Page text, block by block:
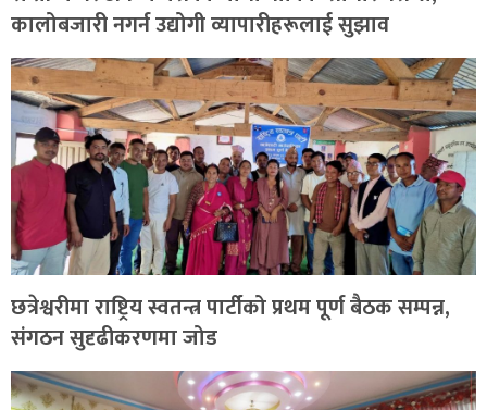
कालोबजारी नगर्न उद्योगी व्यापारीहरूलाई सुझाव
छत्रेश्वरीमा राष्ट्रिय स्वतन्त्र पार्टीको प्रथम पूर्ण बैठक सम्पन्न,
संगठन सुदृढीकरणमा जोड